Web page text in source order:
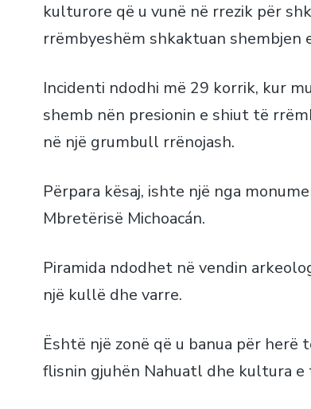
kulturore që u vunë në rrezik për
rrëmbyeshëm shkaktuan shembjen
Incidenti ndodhi më 29 korrik, kur
shemb nën presionin e shiut të
në një grumbull rrënojash.
Përpara kësaj, ishte një nga
Mbretërisë Michoacán.
Piramida ndodhet në vendin
një kullë dhe varre.
Është një zonë që u banua për
flisnin gjuhën Nahuatl dhe kultura e